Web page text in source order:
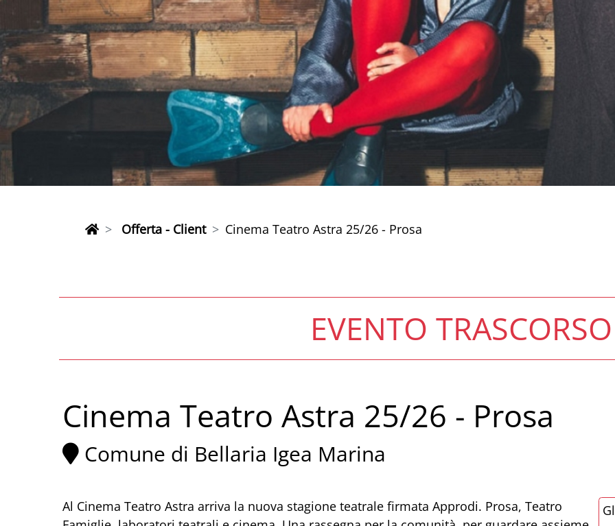
Offerta - Client Cinema Teatro Astra 25/26 - Prosa
EVENTO TRASCORSO
Cinema Teatro Astra 25/26 - Prosa
Comune di Bellaria Igea Marina
Al Cinema Teatro Astra arriva la nuova stagione teatrale firmata Approdi. Prosa, Teatro